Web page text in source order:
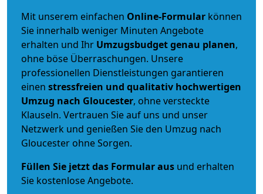
Mit unserem einfachen Online-Formular können
Sie innerhalb weniger Minuten Angebote
erhalten und Ihr Umzugsbudgetgenau planen,
ohne böse Überraschungen. Unsere
professionellen Dienstleistungen garantieren
einen stressfreien und qualitativ hochwertigen
Umzug nach Gloucester, ohne versteckte
Klauseln. Vertrauen Sie auf uns und unser
Netzwerk und genießen Sie den Umzug nach
Gloucester ohne Sorgen.
Füllen Sie jetzt das Formular aus und erhalten
Sie kostenlose Angebote.